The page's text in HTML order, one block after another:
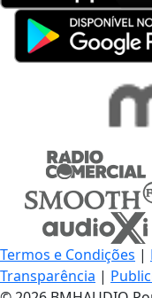
Termos e Condições |
Transparência |